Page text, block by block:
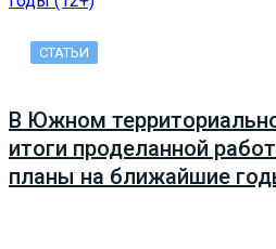
СТАТЬИ
В Южном
итоги проделанной
планы на ближайшие